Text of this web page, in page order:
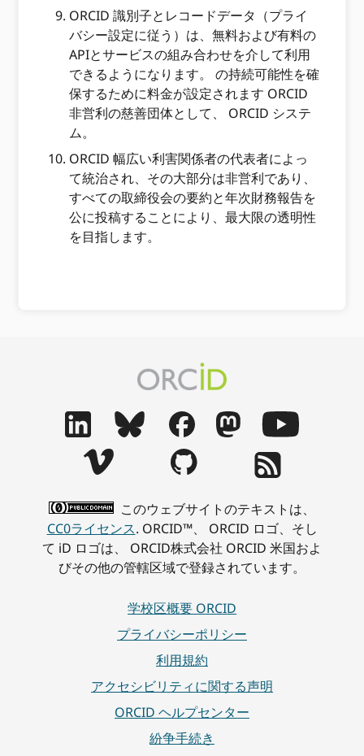
ORCID 識別子とレコードデータ（プライ
バシー設定に従う）は、無料および有料の
APIとサービスの組み合わせを介して利用
できるようになります。 の持続可能性を確
保するために料金が設定されます ORCID
非営利の慈善団体として、 ORCID システ
ム。
ORCID 幅広い利害関係者の代表者によっ
て統治され、その大部分は非営利であり、
すべての取締役会の要約と年次財務報告を
公に投稿することにより、最大限の透明性
を目指します。
このウェブサイトのテキストは、
CC0ライセンス. ORCID™、 ORCID ロゴ、そし
て iD ロゴは、 ORCID株式会社 ORCID 米国およ
びその他の管轄区域で登録されています。
学校区概要 ORCID
プライバシーポリシー
利用規約
アクセシビリティに関する声明
ORCID ヘルプセンター
紛争手続き